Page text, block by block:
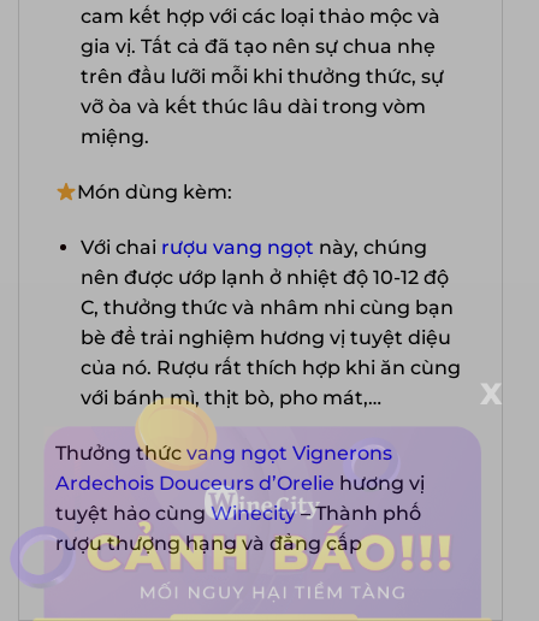
cam kết hợp với các loại thảo mộc và
gia vị. Tất cả đã tạo nên sự chua nhẹ
trên đầu lưỡi mỗi khi thưởng thức, sự
vỡ òa và kết thúc lâu dài trong vòm
miệng.
Món dùng kèm:
Với chai rượu vang ngọt này, chúng
nên được ướp lạnh ở nhiệt độ 10-12 độ
C, thưởng thức và nhâm nhi cùng bạn
bè để trải nghiệm hương vị tuyệt diệu
của nó. Rượu rất thích hợp khi ăn cùng
với bánh mì, thịt bò, pho mát,…
Thưởng thức vang ngọt Vignerons
Ardechois Douceurs d’Orelie hương vị
tuyệt hảo cùngWinecity– Thành phố
rượu thượng hạng và đẳng cấp